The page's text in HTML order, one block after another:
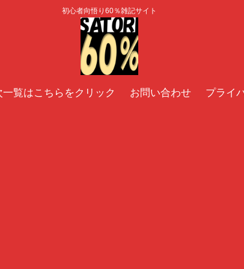
初心者向悟り60％雑記サイト
覧はこちらをクリック お問い合わせ プライ